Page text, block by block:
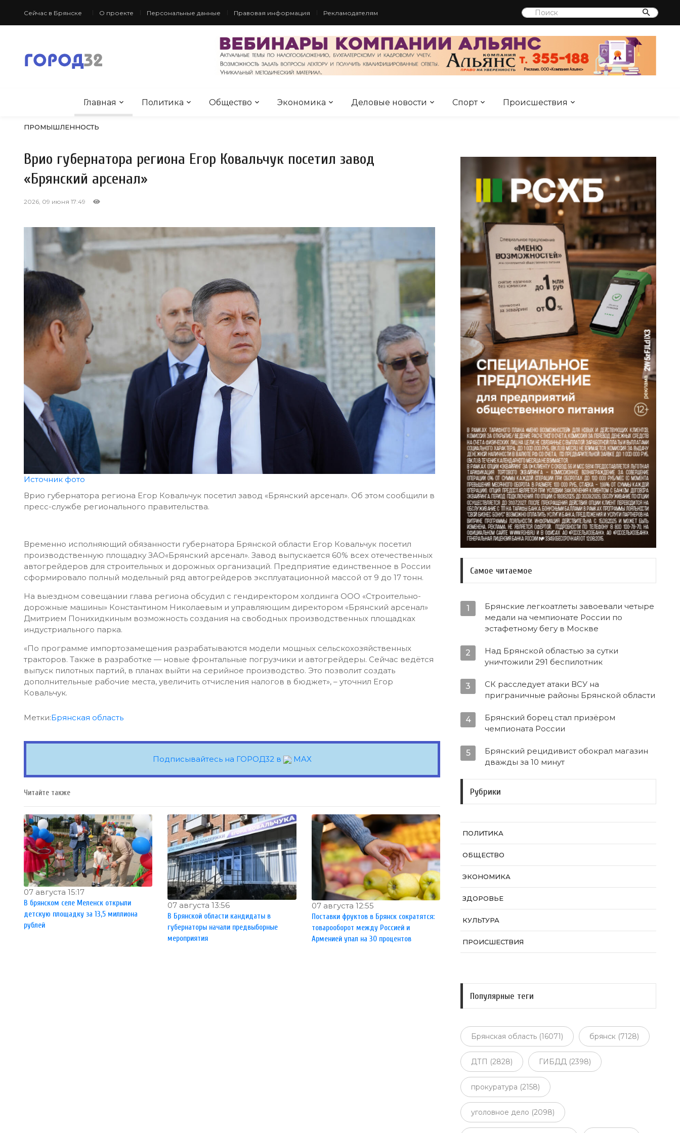
Сейчас в Брянске О проекте Персональные данные Правовая информация Рекламодателям
Главная Политика Общество Экономика Деловые новости Спорт Происшествия
ПРОМЫШЛЕННОСТЬ
Врио губернатора региона Егор Ковальчук посетил завод
«Брянский арсенал»
2026, 09 июня 17:49
Источник фото
Врио губернатора региона Егор Ковальчук посетил завод «Брянский арсенал». Об этом сообщили в
пресс-службе регионального правительства.
Временно исполняющий обязанности губернатора Брянской области Егор Ковальчук посетил
производственную площадку ЗАО«Брянский арсенал». Завод выпускается 60% всех отечественных
автогрейдеров для строительных и дорожных организаций. Предприятие единственное в России
сформировало полный модельный ряд автогрейдеров эксплуатационной массой от 9 до 17 тонн.
На выездном совещании глава региона обсудил с гендиректором холдинга ООО «Строительно-
дорожные машины» Константином Николаевым и управляющим директором «Брянский арсенал»
Дмитрием Понихидкиным возможность создания на свободных производственных площадках
индустриального парка.
«По программе импортозамещения разрабатываются модели мощных сельскохозяйственных
тракторов. Также в разработке — новые фронтальные погрузчики и автогрейдеры. Сейчас ведётся
выпуск пилотных партий, в планах выйти на серийное производство. Это позволит создать
дополнительные рабочие места, увеличить отчисления налогов в бюджет», – уточнил Егор
Ковальчук.
Метки:Брянская область
Подписывайтесь на ГОРОД32 в MAX
Читайте также
07 августа 15:17
В брянском селе Меленск открыли
детскую площадку за 13,5 миллиона
рублей
07 августа 13:56
В Брянской области кандидаты в
губернаторы начали предвыборные
мероприятия
07 августа 12:55
Поставки фруктов в Брянск сократятся:
товарооборот между Россией и
Арменией упал на 30 процентов
Самое читаемое
1
Брянские легкоатлеты завоевали четыре
медали на чемпионате России по
эстафетному бегу в Москве
2
Над Брянской областью за сутки
уничтожили 291 беспилотник
3
СК расследует атаки ВСУ на
приграничные районы Брянской области
4
Брянский борец стал призёром
чемпионата России
5
Брянский рецидивист обокрал магазин
дважды за 10 минут
Рубрики
ПОЛИТИКА
ОБЩЕСТВО
ЭКОНОМИКА
ЗДОРОВЬЕ
КУЛЬТУРА
ПРОИСШЕСТВИЯ
Популярные теги
Брянская область (16071) брянск (7128)
ДТП (2828) ГИБДД (2398)
прокуратура (2158)
уголовное дело (2098)